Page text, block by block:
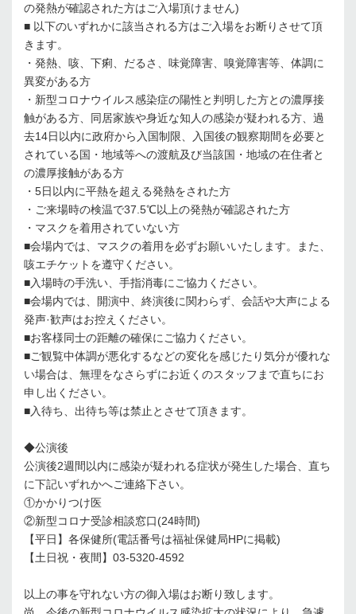
の発熱が確認された方はご入場頂けません)
■ 以下のいずれかに該当される方はご入場をお断りさせて頂
きます。
・発熱、咳、下痢、だるさ、味覚障害、嗅覚障害等、体調に
異変がある方
・新型コロナウイルス感染症の陽性と判明した方との濃厚接
触がある方、同居家族や身近な知人の感染が疑われる方、過
去14日以内に政府から入国制限、入国後の観察期間を必要と
されている国・地域等への渡航及び当該国・地域の在住者と
の濃厚接触がある方
・5日以内に平熱を超える発熱をされた方
・ご来場時の検温で37.5℃以上の発熱が確認された方
・マスクを着用されていない方
■会場内では、マスクの着用を必ずお願いいたします。また、
咳エチケットを遵守ください。
■入場時の手洗い、手指消毒にご協力ください。
■会場内では、開演中、終演後に関わらず、会話や大声による
発声·歓声はお控えください。
■お客様同士の距離の確保にご協力ください。
■ご観覧中体調が悪化するなどの変化を感じたり気分が優れな
い場合は、無理をなさらずにお近くのスタッフまで直ちにお
申し出ください。
■入待ち、出待ち等は禁止とさせて頂きます。
◆公演後
公演後2週間以内に感染が疑われる症状が発生した場合、直ち
に下記いずれかへご連絡下さい。
①かかりつけ医
②新型コロナ受診相談窓口(24時間)
【平日】各保健所(電話番号は福祉保健局HPに掲載)
【土日祝・夜間】03-5320-4592
以上の事を守れない方の御入場はお断り致します。